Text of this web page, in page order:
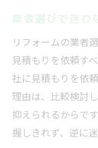
リフォー
安
工事規模
社数が多
効率的な比
相見積も
見積もり
業者選びで迷わ
リフォームの業者
見積もりを依頼す
社に見積もりを依
理由は、比較検討
抑えられるからで
握しきれず、逆に